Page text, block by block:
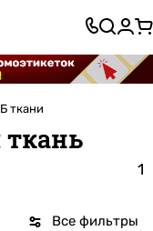
ткани
1
Все фильтры